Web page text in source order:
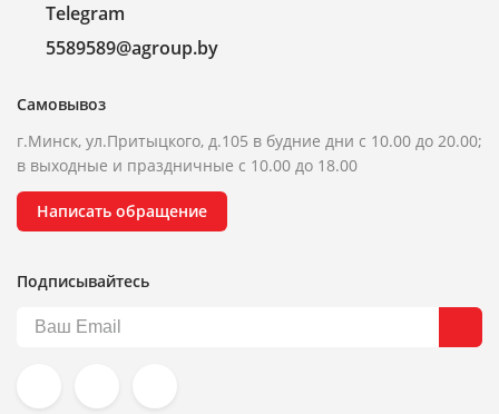
Telegram
5589589@agroup.by
Самовывоз
г.Минск, ул.Притыцкого, д.105 в будние дни с 10.00 до 20.00;
в выходные и праздничные с 10.00 до 18.00
Написать обращение
Подписывайтесь